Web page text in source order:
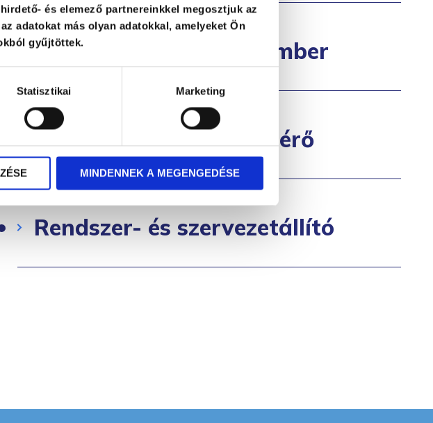
és elemező partnereinkkel megosztjuk az
adatokat más olyan adatokkal, amelyeket Ön
gyűjtöttek.
Statisztikai Marketing
MINDENNEK A MEGENGEDÉSE
Kommunikációs szakember
Gyász- és veszteségkísérő
Rendszer- és szervezetállító